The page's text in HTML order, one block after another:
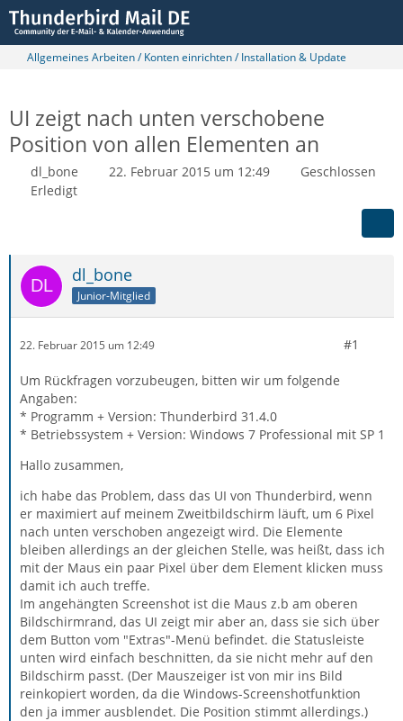
Allgemeines Arbeiten / Konten einrichten / Installation & Update
UI zeigt nach unten verschobene
Position von allen Elementen an
dl_bone 22. Februar 2015 um 12:49
Geschlossen
Erledigt
dl_bone
Junior-Mitglied
22. Februar 2015 um 12:49 #1
Um Rückfragen vorzubeugen, bitten wir um folgende
Angaben:
* Programm + Version: Thunderbird 31.4.0
* Betriebssystem + Version: Windows 7 Professional mit SP 1
Hallo zusammen,
ich habe das Problem, dass das UI von Thunderbird, wenn
er maximiert auf meinem Zweitbildschirm läuft, um 6 Pixel
nach unten verschoben angezeigt wird. Die Elemente
bleiben allerdings an der gleichen Stelle, was heißt, dass ich
mit der Maus ein paar Pixel über dem Element klicken muss
damit ich auch treffe.
Im angehängten Screenshot ist die Maus z.b am oberen
Bildschirmrand, das UI zeigt mir aber an, dass sie sich über
dem Button vom "Extras"-Menü befindet. die Statusleiste
unten wird einfach beschnitten, da sie nicht mehr auf den
Bildschirm passt. (Der Mauszeiger ist von mir ins Bild
reinkopiert worden, da die Windows-Screenshotfunktion
den ja immer ausblendet. Die Position stimmt allerdings.)